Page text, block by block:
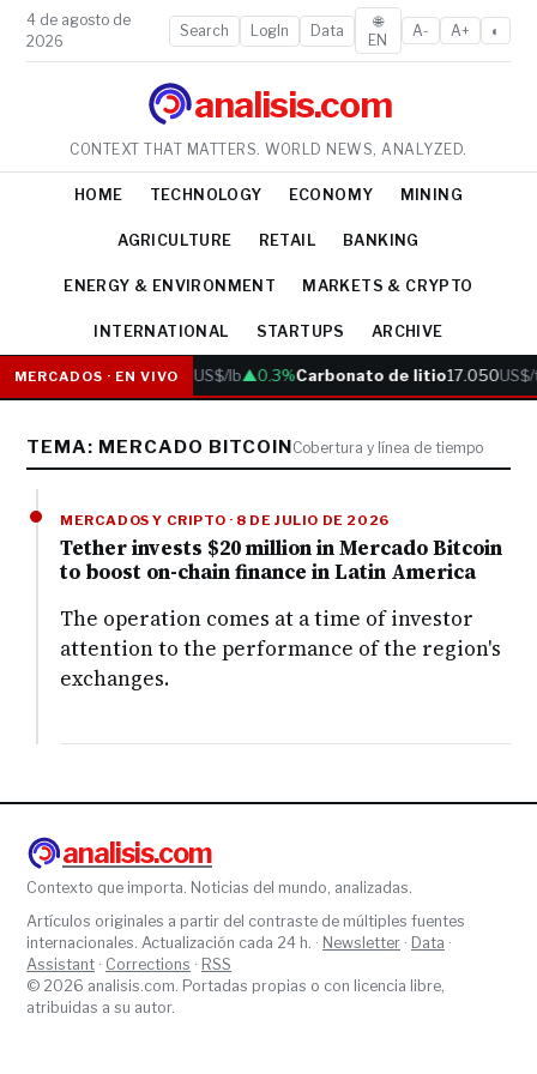
4 de agosto de
2026
Search LogIn Data
🌐
EN
A- A+ ◐
analisis.com
CONTEXT THAT MATTERS. WORLD NEWS, ANALYZED.
HOME TECHNOLOGY ECONOMY MINING
AGRICULTURE RETAIL BANKING
ENERGY & ENVIRONMENT MARKETS & CRYPTO
INTERNATIONAL STARTUPS ARCHIVE
MERCADOS · EN VIVO
Cobre6.05 US$/lb▲0.3%Carbonato de litio17.050
TEMA: MERCADO BITCOINCobertura y línea de tiempo
MERCADOS Y CRIPTO · 8 DE JULIO DE 2026
Tether invests $20 million in Mercado Bitcoin
to boost on-chain finance in Latin America
The operation comes at a time of investor
attention to the performance of the region's
exchanges.
analisis.com
Contexto que importa. Noticias del mundo, analizadas.
Artículos originales a partir del contraste de múltiples fuentes
internacionales. Actualización cada 24 h. · Newsletter · Data ·
Assistant · Corrections · RSS
© 2026 analisis.com. Portadas propias o con licencia libre,
atribuidas a su autor.